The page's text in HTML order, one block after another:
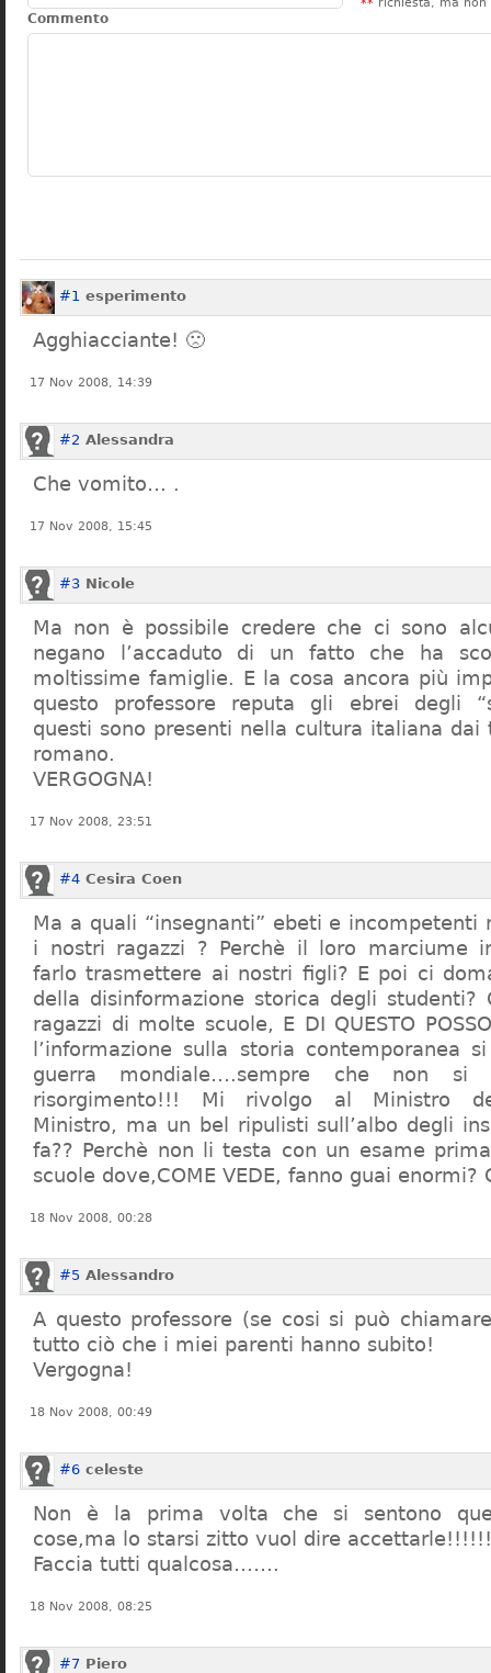
Commento
#1 esperimento
Agghiacciante! 🙁
17 Nov 2008, 14:39
#2 Alessandra
Che vomito… .
17 Nov 2008, 15:45
#3 Nicole
Ma non è possibile credere che ci sono
negano l’accaduto di un fatto che ha
moltissime famiglie. E la cosa ancora più
questo professore reputa gli ebrei degli
questi sono presenti nella cultura italiana dai
romano.
VERGOGNA!
17 Nov 2008, 23:51
#4 Cesira Coen
Ma a quali “insegnanti” ebeti e
i nostri ragazzi ? Perchè il loro marciume
farlo trasmettere ai nostri figli? E poi ci
della disinformazione storica degli
ragazzi di molte scuole, E DI QUESTO POSSO
l’informazione sulla storia contemporanea
guerra mondiale….sempre che non
risorgimento!!! Mi rivolgo al Ministro
Ministro, ma un bel ripulisti sull’albo degli
fa?? Perchè non li testa con un esame
scuole dove,COME VEDE, fanno guai enormi?
18 Nov 2008, 00:28
#5 Alessandro
A questo professore (se cosi si può
tutto ciò che i miei parenti hanno subito!
Vergogna!
18 Nov 2008, 00:49
#6 celeste
Non è la prima volta che si sentono
cose,ma lo starsi zitto vuol dire accettarle!!!!!!
Faccia tutti qualcosa…….
18 Nov 2008, 08:25
#7 Piero